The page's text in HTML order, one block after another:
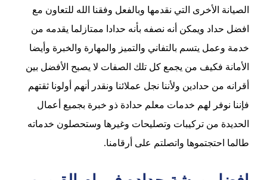
الصيانة الأخرى التي نقدمها وبالفعل وفقنا الله للتعاون مع
افضل حداد ويمكن أنه نصفه بأنه حدادا ممتازلما يقدمه من
خدمة وعمل يتسم بالتفاني والتميز والمهارة والخبرة وأيضا
الأمانة فكيف من يجمع كل تلك الصفات لا يصبح الأفضل بين
أقرانه من حدادين ولأننا نجل عملائنا ونقدر أنهم أولونا ثقتهم
فإننا نوفر لهم خدمات معلم حدادة ذو خبرة بجميع أعمال
الحديدة من تركيبات وتصليحات وغيرها وستحصلون خدماته
طالما احتجتموها واتصلتم على أرقامنا.